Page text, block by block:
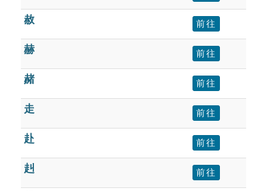
遊戲專區
教學應用
貓頭鷹博士
赦 前往
赫 前往
赭 前往
走 前往
赴 前往
赳 前往